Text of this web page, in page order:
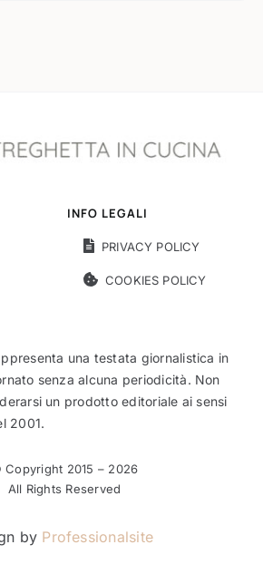
INFO LEGALI
PRIVACY POLICY
COOKIES POLICY
una testata giornalistica in
senza alcuna periodicità. Non
un prodotto editoriale ai sensi
2001.
Copyright 2015 – 2026
All Rights Reserved
by Professionalsite